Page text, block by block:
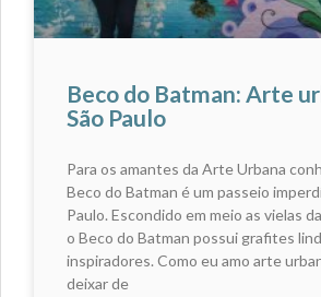
Beco do Batman: Arte
São Paulo
Para os amantes da Arte Urbana
Beco do Batman é um passeio
Paulo. Escondido em meio as vielas
o Beco do Batman possui grafites
inspiradores. Como eu amo arte
deixar de